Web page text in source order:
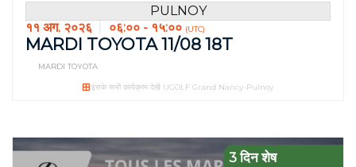
PULNOY
११ अग. २०२६
०६:०० - १५:०० (UTC)
MARDI TOYOTA 11/08 18T
MARDI TOYOTA
इसके सभी कार्यक्रम देखें UGOLF Grand Nancy-Pulnoy
3 दिन शेष